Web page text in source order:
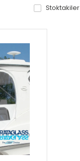
Stoktakiler